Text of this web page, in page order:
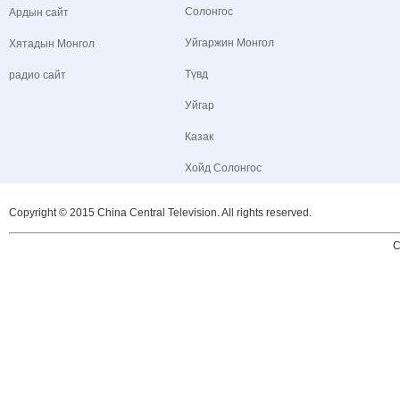
Ардын сайт
Хятадын Монгол
радио сайт
Солонгос
Уйгаржин Монгол
Түвд
Уйгар
Казак
Хойд Солонгос
Copyright © 2015 China Central Television. All rights reserved.